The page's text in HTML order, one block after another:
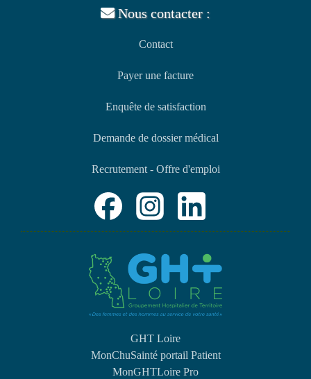
Nous contacter :
Contact
Payer une facture
Enquête de satisfaction
Demande de dossier médical
Recrutement - Offre d'emploi
GHT Loire
MonChuSainté portail Patient
MonGHTLoire Pro